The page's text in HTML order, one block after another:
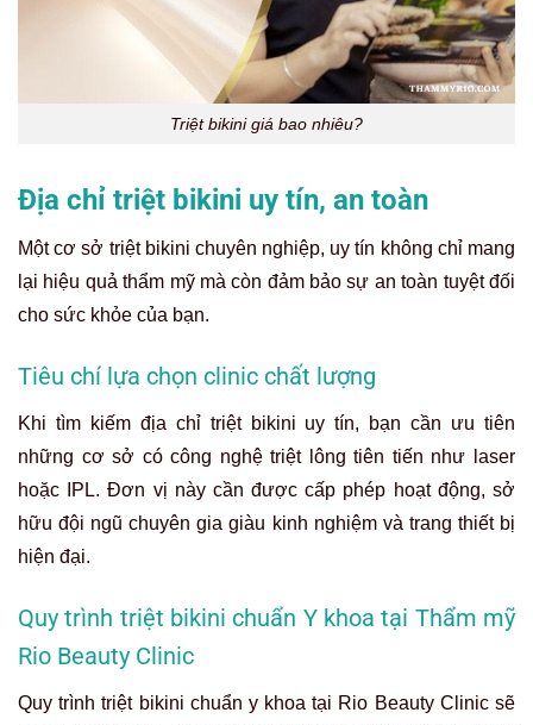
Triệt bikini giá bao nhiêu?
Địa chỉ triệt bikini uy tín, an toàn
Một cơ sở triệt bikini chuyên nghiệp, uy tín không chỉ mang
lại hiệu quả thẩm mỹ mà còn đảm bảo sự an toàn tuyệt đối
cho sức khỏe của bạn.
Tiêu chí lựa chọn clinic chất lượng
Khi tìm kiếm địa chỉ triệt bikini uy tín, bạn cần ưu tiên
những cơ sở có công nghệ triệt lông tiên tiến như laser
hoặc IPL. Đơn vị này cần được cấp phép hoạt động, sở
hữu đội ngũ chuyên gia giàu kinh nghiệm và trang thiết bị
hiện đại.
Quy trình triệt bikini chuẩn Y khoa tại Thẩm mỹ
Rio Beauty Clinic
Quy trình triệt bikini chuẩn y khoa tại Rio Beauty Clinic sẽ